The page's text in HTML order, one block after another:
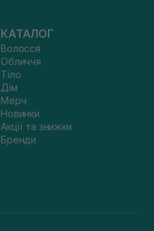
КАТАЛОГ
Волосся
Обличчя
Тіло
Дім
Мерч
Новинки
Акції та знижки
Бренди